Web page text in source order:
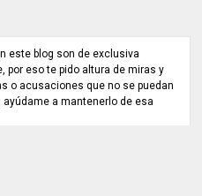
este blog son de exclusiva
por eso te pido altura de miras y
o acusaciones que no se puedan
ayúdame a mantenerlo de esa